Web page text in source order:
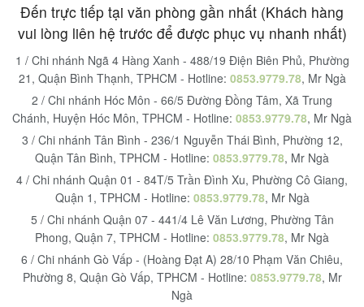
Đến trực tiếp tại văn phòng gần nhất (Khách hàng
vui lòng liên hệ trước để được phục vụ nhanh nhất)
1 / Chi nhánh Ngã 4 Hàng Xanh - 488/19 Điện Biên Phủ, Phường
21, Quận Bình Thạnh, TPHCM - Hotline: 0853.9779.78, Mr Ngà
2 / Chi nhánh Hóc Môn - 66/5 Đường Đồng Tâm, Xã Trung
Chánh, Huyện Hóc Môn, TPHCM - Hotline: 0853.9779.78, Mr Ngà
3 / Chi nhánh Tân Bình - 236/1 Nguyễn Thái Bình, Phường 12,
Quận Tân Bình, TPHCM - Hotline: 0853.9779.78, Mr Ngà
4 / Chi nhánh Quận 01 - 84T/5 Trần Đình Xu, Phường Cô Giang,
Quận 1, TPHCM - Hotline: 0853.9779.78, Mr Ngà
5 / Chi nhánh Quận 07 - 441/4 Lê Văn Lương, Phường Tân
Phong, Quận 7, TPHCM - Hotline: 0853.9779.78, Mr Ngà
6 / Chi nhánh Gò Vấp - (Hoàng Đạt A) 28/10 Phạm Văn Chiêu,
Phường 8, Quận Gò Vấp, TPHCM - Hotline: 0853.9779.78, Mr
Ngà